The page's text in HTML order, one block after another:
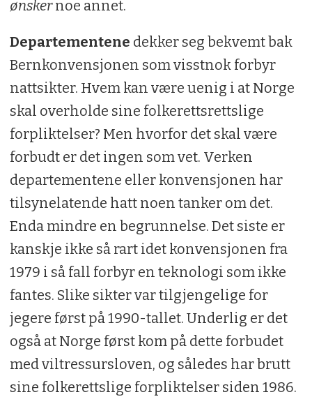
ønskernoe annet.
Departementene dekker seg bekvemt bak
Bernkonvensjonen som visstnok forbyr
nattsikter. Hvem kan være uenig i at Norge
skal overholde sine folkerettsrettslige
forpliktelser? Men hvorfor det skal være
forbudt er det ingen som vet. Verken
departementene eller konvensjonen har
tilsynelatende hatt noen tanker om det.
Enda mindre en begrunnelse. Det siste er
kanskje ikke så rart idet konvensjonen fra
1979 i så fall forbyr en teknologi som ikke
fantes. Slike sikter var tilgjengelige for
jegere først på 1990-tallet. Underlig er det
også at Norge først kom på dette forbudet
med viltressursloven, og således har brutt
sine folkerettslige forpliktelser siden 1986.